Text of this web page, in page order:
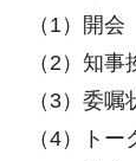
（1）開会
（2）知事
（3）委嘱
（4）トー